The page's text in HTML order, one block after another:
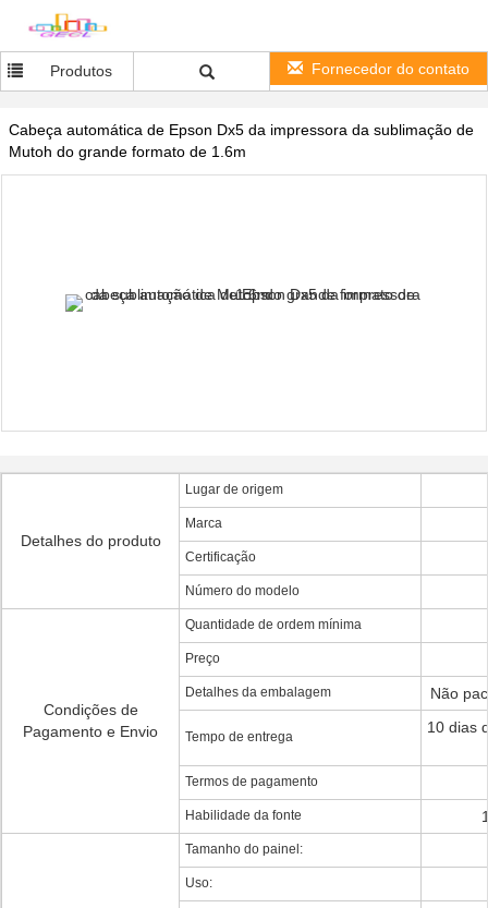
Produtos Fornecedor do contato
Cabeça automática de Epson Dx5 da impressora da sublimação de
Mutoh do grande formato de 1.6m
Detalhes do produto
Lugar de origem
Marca
Certificação
Número do modelo
Condições de
Pagamento e Envio
Quantidade de ordem mínima
Preço
Detalhes da embalagem Não
Tempo de entrega
10 dias
Termos de pagamento
Habilidade da fonte
Tamanho do painel:
Uso: